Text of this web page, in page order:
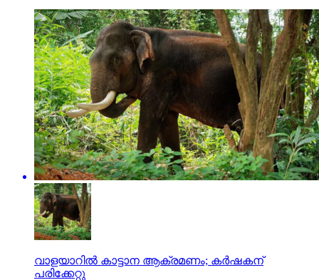
വാളയാറില്‍ കാട്ടാന ആക്രമണം; കര്‍ഷകന്
പരിക്കേറ്റു